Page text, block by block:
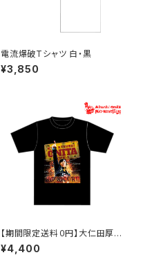
電流爆破Tシャツ 白・黒
¥3,850
【期間限定送料０円】大仁田厚オ
フィシャルTシャツ2026 vol.1
¥4,400